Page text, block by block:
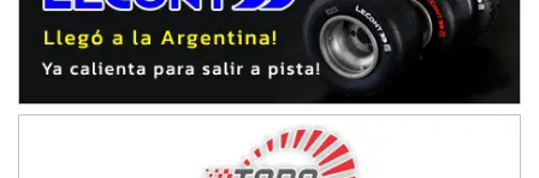
08/09-AGO
IAME SERIES ARGENTINA 6
Ramiro Tot (Asfalto)
Ciudad de Trenque Lauquen (Asfalto)